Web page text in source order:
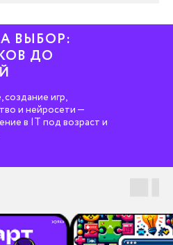
игр,
и нейросети —
в IT под возраст и
ВЫБОР:
ДО